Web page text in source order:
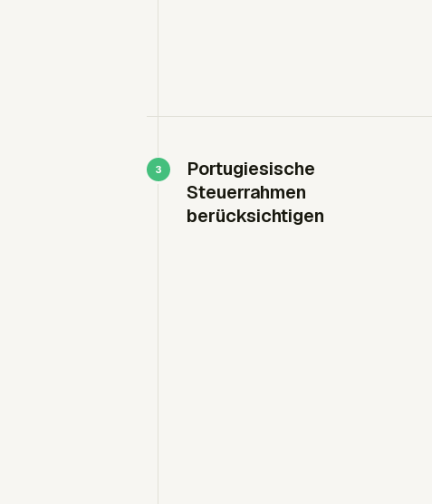
Portugiesische
Steuerrahmen
berücksichtigen